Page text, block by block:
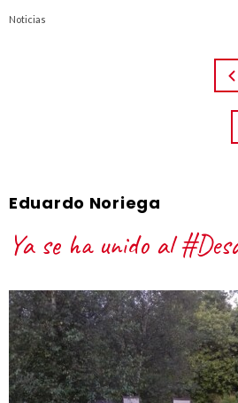
Noticias
Eduardo Noriega
Ya se ha unido al